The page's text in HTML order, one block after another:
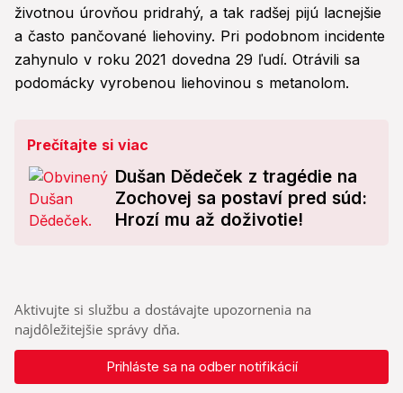
životnou úrovňou pridrahý, a tak radšej pijú lacnejšie
a často pančované liehoviny. Pri podobnom incidente
zahynulo v roku 2021 dovedna 29 ľudí. Otrávili sa
podomácky vyrobenou liehovinou s metanolom.
Prečítajte si viac
Dušan Dědeček z tragédie na
Zochovej sa postaví pred súd:
Hrozí mu až doživotie!
Aktivujte si službu a dostávajte upozornenia na
najdôležitejšie správy dňa.
Prihláste sa na odber notifikácií